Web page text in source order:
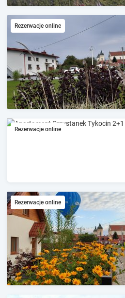
n
d
e
e
c
t
a
d
a
s
t
h
e
q
u
e
s
t
i
Rezerwacje online
Rezerwacje online
Rezerwacje online